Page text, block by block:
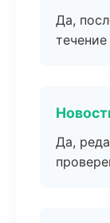
Да,
Да,